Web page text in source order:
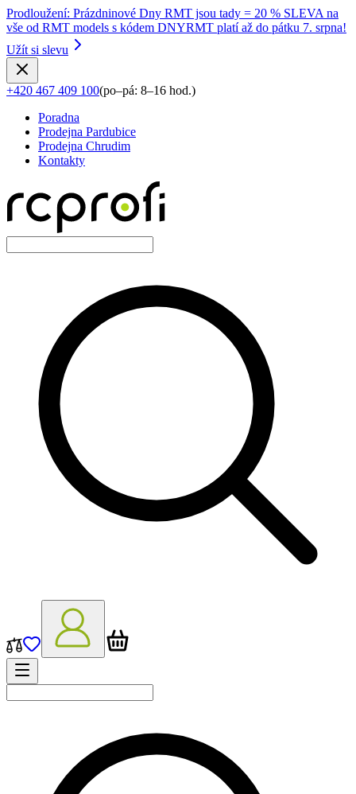
Prodloužení: Prázdninové Dny RMT jsou tady = 20 % SLEVA na
vše od RMT models s kódem DNYRMT platí až do pátku 7. srpna!
Užít si slevu
+420 467 409 100(po–pá: 8–16 hod.)
Poradna
Prodejna Pardubice
Prodejna Chrudim
Kontakty